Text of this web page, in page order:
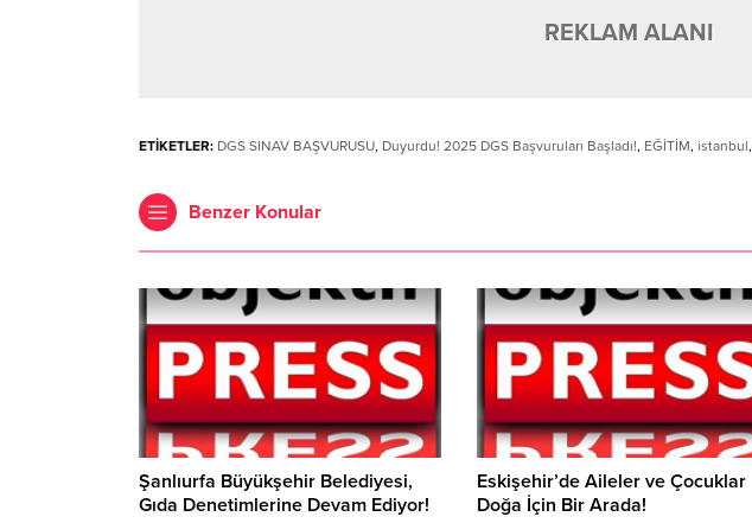
REKLAM ALANI
ETİKETLER: DGS SINAV BAŞVURUSU, Duyurdu! 2025 DGS Başvuruları Başladı!, EĞİTİM, istanbul,
Benzer Konular
Şanlıurfa Büyükşehir Belediyesi,
Gıda Denetimlerine Devam Ediyor!
Eskişehir’de Aileler ve Çocuklar
Doğa İçin Bir Arada!